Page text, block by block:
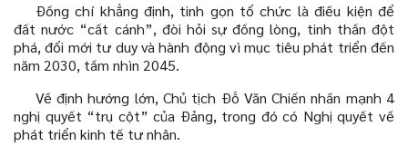
Đồng chí khẳng định, tinh gọn tổ chức là điều kiện để
đất nước “cất cánh”, đòi hỏi sự đồng lòng, tinh thần đột
phá, đổi mới tư duy và hành động vì mục tiêu phát triển đến
năm 2030, tầm nhìn 2045.
Về định hướng lớn, Chủ tịch Đỗ Văn Chiến nhấn mạnh 4
nghị quyết “trụ cột” của Đảng, trong đó có Nghị quyết về
phát triển kinh tế tư nhân.